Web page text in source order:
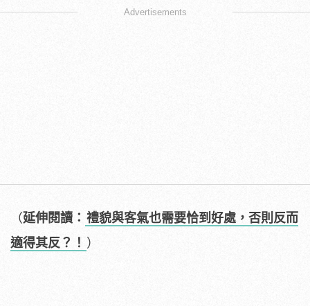
Advertisements
（延伸閱讀： 禮貌與客氣也需要恰到好處，否則反而
適得其反？！ ）